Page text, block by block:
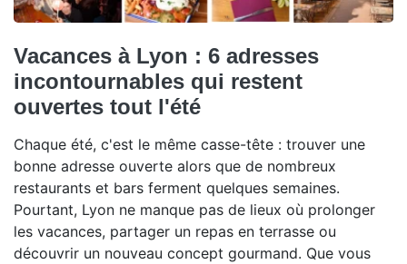
Vacances à Lyon : 6 adresses
incontournables qui restent
ouvertes tout l'été
Chaque été, c'est le même casse-tête : trouver une
bonne adresse ouverte alors que de nombreux
restaurants et bars ferment quelques semaines.
Pourtant, Lyon ne manque pas de lieux où prolonger
les vacances, partager un repas en terrasse ou
découvrir un nouveau concept gourmand. Que vous